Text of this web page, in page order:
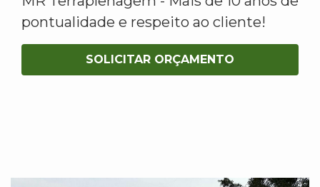
pontualidade e respeito ao cliente!
SOLICITAR ORÇAMENTO